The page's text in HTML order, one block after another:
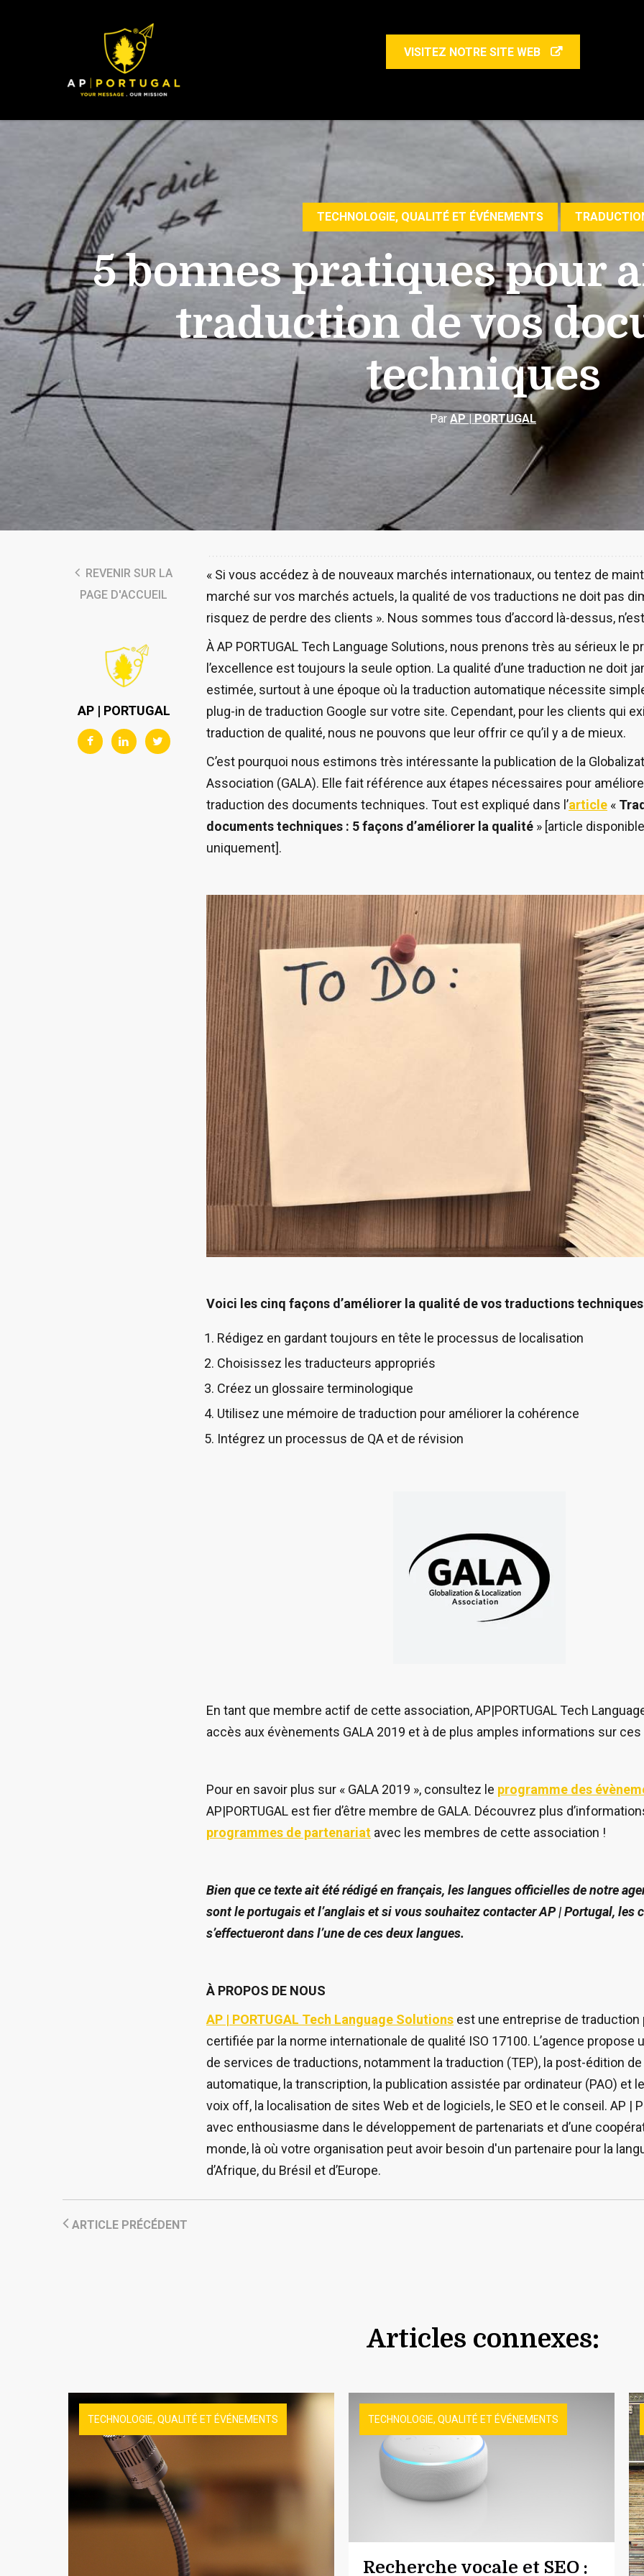
VISITEZ NOTRE SITE WEB
TECHNOLOGIE, QUALITÉ ET ÉVÉNEMENTS
5 bonnes pratiques pour
traduction de vos
techniques
Par AP | PORTUGAL
REVENIR SUR LA
PAGE D'ACCUEIL
AP | PORTUGAL
« Si vous accédez à de nouveaux marchés internationaux, ou tentez de
marché sur vos marchés actuels, la qualité de vos traductions ne doit pas
risquez de perdre des clients ». Nous sommes tous d’accord là-dessus,
À AP PORTUGAL Tech Language Solutions, nous prenons très au sérieux le
l’excellence est toujours la seule option. La qualité d’une traduction ne doit
estimée, surtout à une époque où la traduction automatique nécessite
plug-in de traduction Google sur votre site. Cependant, pour les clients qui
traduction de qualité, nous ne pouvons que leur offrir ce qu’il y a de mieux.
C’est pourquoi nous estimons très intéressante la publication de la
Association (GALA). Elle fait référence aux étapes nécessaires pour
traduction des documents techniques. Tout est expliqué dans l’article «
documents techniques : 5 façons d’améliorer la qualité » [article
uniquement].
Voici les cinq façons d’améliorer la qualité de vos traductions
Rédigez en gardant toujours en tête le processus de localisation
Choisissez les traducteurs appropriés
Créez un glossaire terminologique
Utilisez une mémoire de traduction pour améliorer la cohérence
Intégrez un processus de QA et de révision
En tant que membre actif de cette association, AP|PORTUGAL Tech
accès aux évènements GALA 2019 et à de plus amples informations sur ces
Pour en savoir plus sur « GALA 2019 », consultez le programme des
AP|PORTUGAL est fier d’être membre de GALA. Découvrez plus
programmes de partenariat avec les membres de cette association !
Bien que ce texte ait été rédigé en français, les langues officielles de notre
sont le portugais et l’anglais et si vous souhaitez contacter AP | Portugal, les
s’effectueront dans l’une de ces deux langues.
À PROPOS DE NOUS
AP | PORTUGAL Tech Language Solutions est une entreprise de traduction
certifiée par la norme internationale de qualité ISO 17100. L’agence propose
de services de traductions, notamment la traduction (TEP), la post-édition
automatique, la transcription, la publication assistée par ordinateur (PAO) et
voix off, la localisation de sites Web et de logiciels, le SEO et le conseil. AP |
avec enthousiasme dans le développement de partenariats et d’une
monde, là où votre organisation peut avoir besoin d'un partenaire pour la
d’Afrique, du Brésil et d’Europe.
ARTICLE PRÉCÉDENT
Articles connexes:
TECHNOLOGIE, QUALITÉ ET ÉVÉNEMENTS TECHNOLOGIE, QUALITÉ ET ÉVÉNEMENTS
Recherche vocale et SEO :